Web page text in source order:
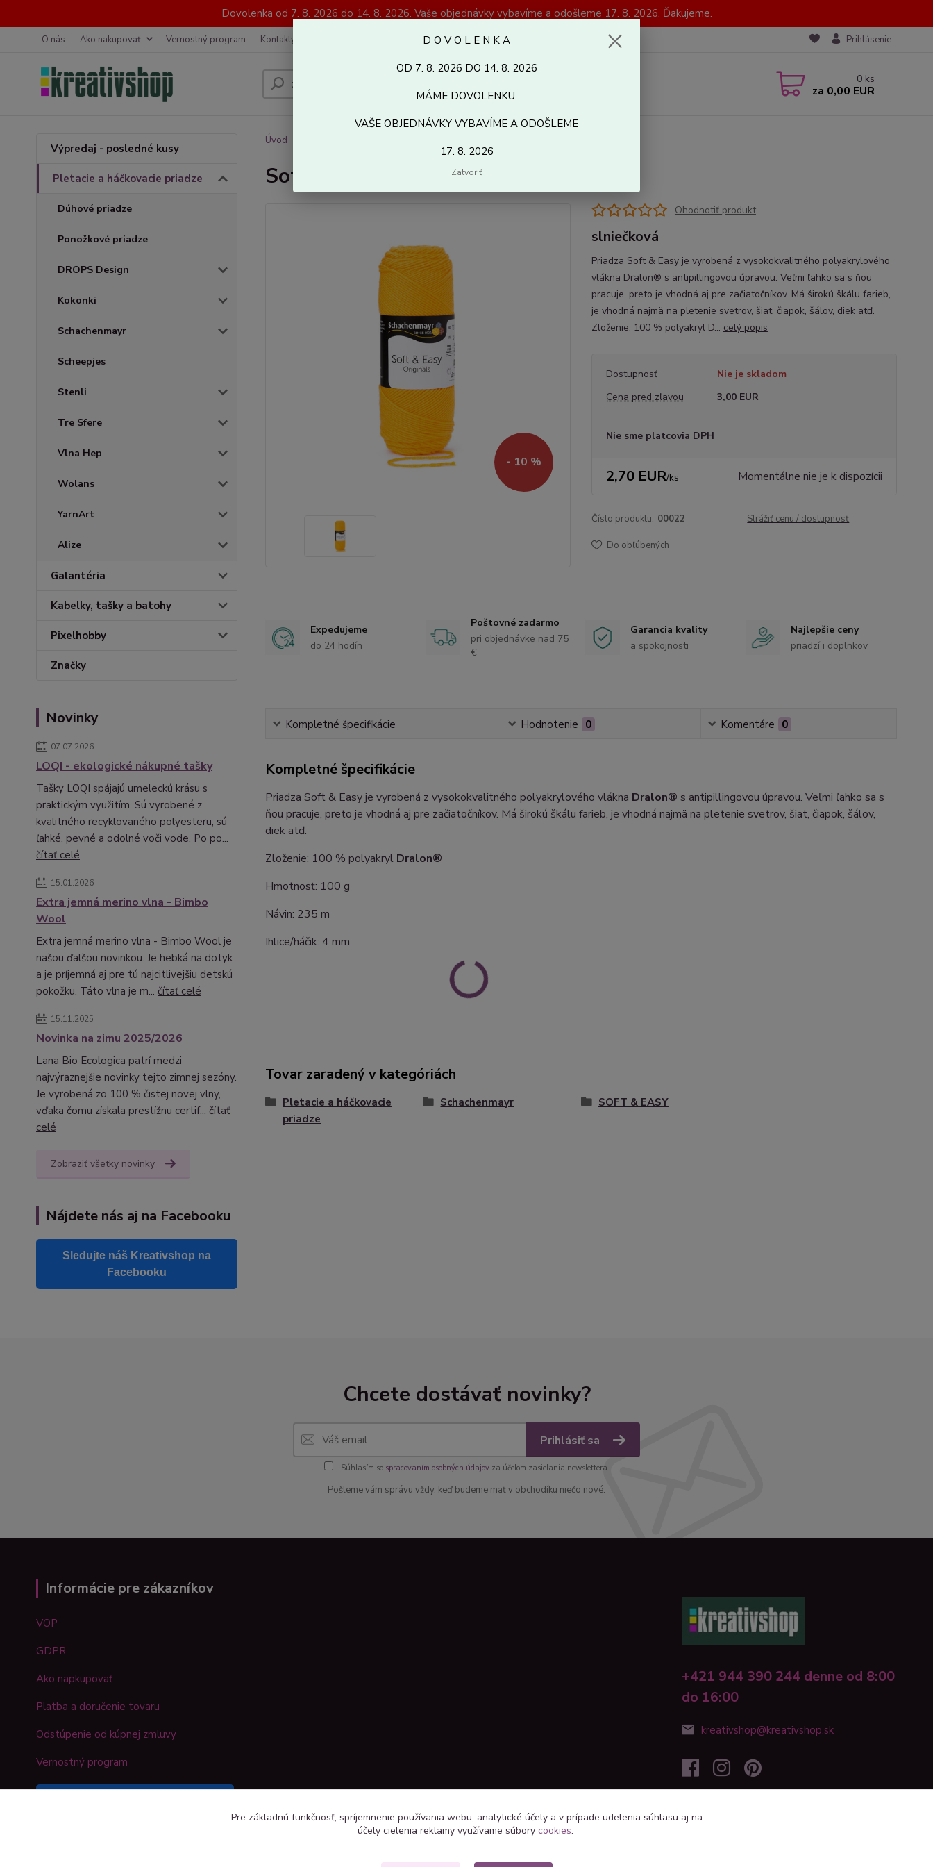
Dovolenka od 7. 8. 2026 do 14. 8. 2026. Vaše objednávky vybavíme a odošleme 17. 8. 2026. Ďakujeme.
O nás Ako nakupovať Vernostný program Kontakty Prihlásenie
0 ks
za 0,00 EUR
Výpredaj - posledné kusy
Pletacie a háčkovacie priadze
Dúhové priadze
Ponožkové priadze
DROPS Design
Kokonki
Schachenmayr
Scheepjes
Stenli
Tre Sfere
Vlna Hep
Wolans
YarnArt
Alize
Galantéria
Kabelky, tašky a batohy
Pixelhobby
Značky
Novinky
07.07.2026
LOQI - ekologické nákupné tašky
Tašky LOQI spájajú umeleckú krásu s
praktickým využitím. Sú vyrobené z
kvalitného recyklovaného polyesteru, sú
ľahké, pevné a odolné voči vode. Po po...
čítať celé
15.01.2026
Extra jemná merino vlna - Bimbo
Wool
Extra jemná merino vlna - Bimbo Wool je
našou ďalšou novinkou. Je hebká na dotyk
a je príjemná aj pre tú najcitlivejšiu detskú
pokožku. Táto vlna je m... čítať celé
15.11.2025
Novinka na zimu 2025/2026
Lana Bio Ecologica patrí medzi
najvýraznejšie novinky tejto zimnej sezóny.
Je vyrobená zo 100 % čistej novej vlny,
vďaka čomu získala prestížnu certif... čítať
celé
Zobraziť všetky novinky
Nájdete nás aj na Facebooku
Sledujte náš Kreativshop na
Facebooku
Úvod
Soft & Easy
- 10 %
Ohodnotiť produkt
slniečková
Priadza Soft & Easy je vyrobená z vysokokvalitného polyakrylového
vlákna Dralon® s antipillingovou úpravou. Veľmi ľahko sa s ňou
pracuje, preto je vhodná aj pre začiatočníkov. Má širokú škálu farieb,
je vhodná najmä na pletenie svetrov, šiat, čiapok, šálov, diek atď.
Zloženie: 100 % polyakryl D... celý popis
Dostupnosť
Nie je skladom
Cena pred zľavou
3,00 EUR
Nie sme platcovia DPH
2,70 EUR/ks Momentálne nie je k dispozícii
Číslo produktu: 00022 Strážiť cenu / dostupnosť
Do obľúbených
Expedujeme
do 24 hodín
Poštovné zadarmo
pri objednávke nad 75
€
Garancia kvality
a spokojnosti
Najlepšie ceny
priadzí i doplnkov
Kompletné špecifikácie Hodnotenie 0 Komentáre 0
Kompletné špecifikácie
Priadza Soft & Easy je vyrobená z vysokokvalitného polyakrylového vlákna Dralon® s antipillingovou úpravou. Veľmi ľahko sa s
ňou pracuje, preto je vhodná aj pre začiatočníkov. Má širokú škálu farieb, je vhodná najmä na pletenie svetrov, šiat, čiapok, šálov,
diek atď.
Zloženie: 100 % polyakryl Dralon®
Hmotnosť: 100 g
Návin: 235 m
Ihlice/háčik: 4 mm
Tovar zaradený v kategóriách
Pletacie a háčkovacie
priadze
Schachenmayr SOFT & EASY
Chcete dostávať novinky?
Prihlásiť sa
Súhlasím so spracovaním osobných údajovza účelom zasielania newslettera.
Pošleme vám správu vždy, keď budeme mať v obchodíku niečo nové.
Informácie pre zákazníkov
VOP
GDPR
Ako napkupovať
Platba a doručenie tovaru
Odstúpenie od kúpnej zmluvy
Vernostný program
+421 944 390 244 denne od 8:00
do 16:00
kreativshop@kreativshop.sk
D O V O L E N K A
OD 7. 8. 2026 DO 14. 8. 2026
MÁME DOVOLENKU.
VAŠE OBJEDNÁVKY VYBAVÍME A ODOŠLEME
17. 8. 2026
Zatvoriť
Pre základnú funkčnosť, spríjemnenie používania webu, analytické účely a v prípade udelenia súhlasu aj na
účely cielenia reklamy využívame súbory cookies.